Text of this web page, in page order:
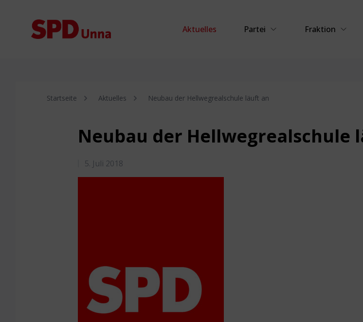
Aktuelles Partei Fraktion
Startseite Aktuelles Neubau der Hellwegrealschule läuft an
Neubau der Hellwegrealschule
5. Juli 2018